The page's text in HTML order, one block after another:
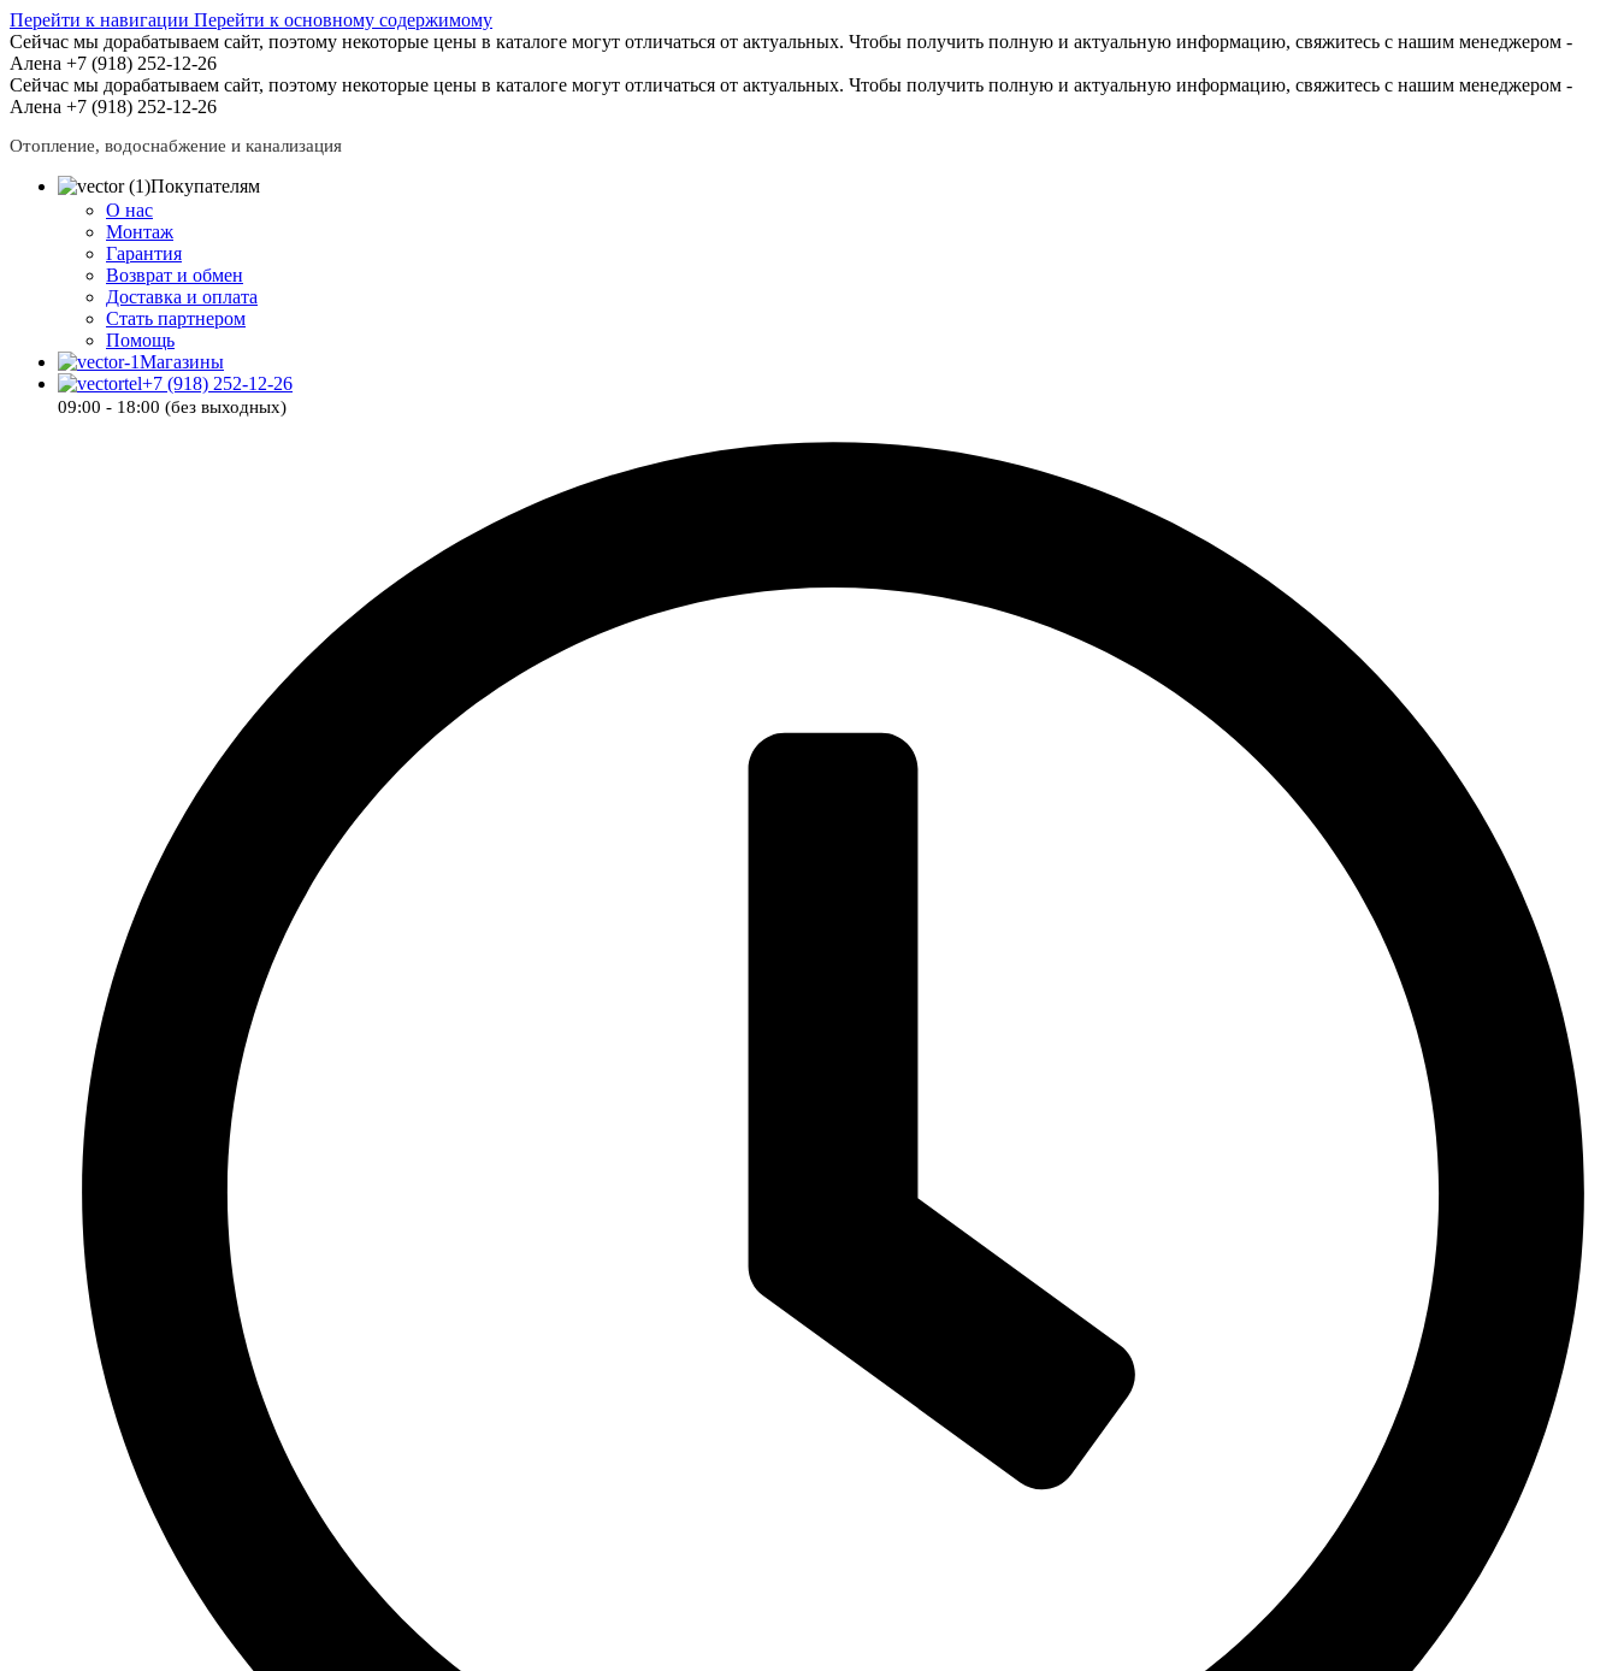
Перейти к навигации Перейти к основному содержимому
Сейчас мы дорабатываем сайт, поэтому некоторые цены в каталоге могут отличаться от актуальных. Чтобы получить полную и актуальную информацию, свяжитесь с нашим менеджером -
Алена +7 (918) 252-12-26
Сейчас мы дорабатываем сайт, поэтому некоторые цены в каталоге могут отличаться от актуальных. Чтобы получить полную и актуальную информацию, свяжитесь с нашим менеджером -
Алена +7 (918) 252-12-26
Отопление, водоснабжение и канализация
Покупателям
О нас
Монтаж
Гарантия
Возврат и обмен
Доставка и оплата
Стать партнером
Помощь
Магазины
+7 (918) 252-12-26
09:00 - 18:00 (без выходных)